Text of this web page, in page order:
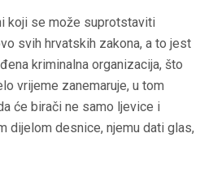
koji se može suprotstaviti
svih hrvatskih zakona, a to jest
kriminalna organizacija, što
vrijeme zanemaruje, u tom
će birači ne samo ljevice i
dijelom desnice, njemu dati glas,